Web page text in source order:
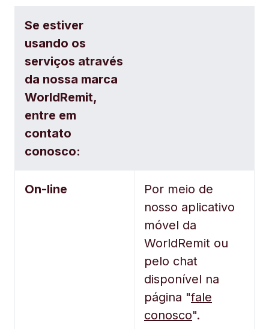
Se estiver
usando os
serviços através
da nossa marca
WorldRemit,
entre em
contato
conosco:
On-line
Por meio de
nosso aplicativo
móvel da
WorldRemit ou
pelo chat
disponível na
página "fale
conosco".